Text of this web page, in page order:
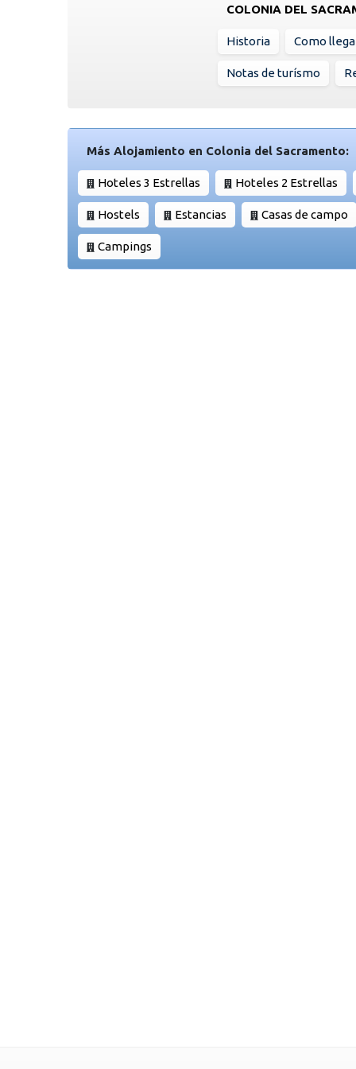
COLONIA DEL
Historia Como
Notas de turísmo
Más Alojamiento en Colonia del Sacramento:
Hoteles 3 Estrellas Hoteles 2 Estrellas
Hostels Estancias Casas de campo
Campings